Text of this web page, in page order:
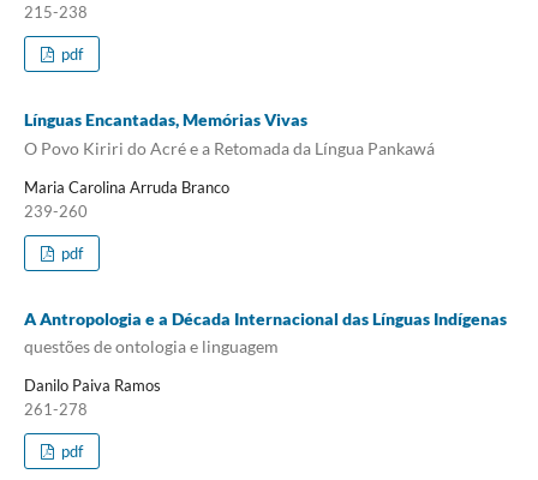
215-238
pdf
Línguas Encantadas, Memórias Vivas
O Povo Kiriri do Acré e a Retomada da Língua Pankawá
Maria Carolina Arruda Branco
239-260
pdf
A Antropologia e a Década Internacional das Línguas Indígenas
questões de ontologia e linguagem
Danilo Paiva Ramos
261-278
pdf